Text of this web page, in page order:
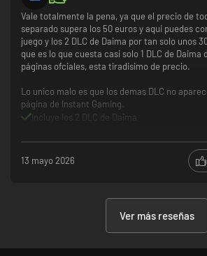
Vale totalmente la pena, ya que el precio de
separado supera los 50 euros y aqui puedes
juego y los 2 DLC de Daima por tan solo unos
que es lo que cuesta casi solo 1 DLC de Daima
páginas ofciales, esta tiradisimo de precio.
Lo unico malo es que los demas DLC no
página de Instant Gaming.
Incluye los 2 DLC de Daima
Incluye el juego Base
Solo puedes comprar este DLC en Instant
13 mayo 2026
Ver más reseñas